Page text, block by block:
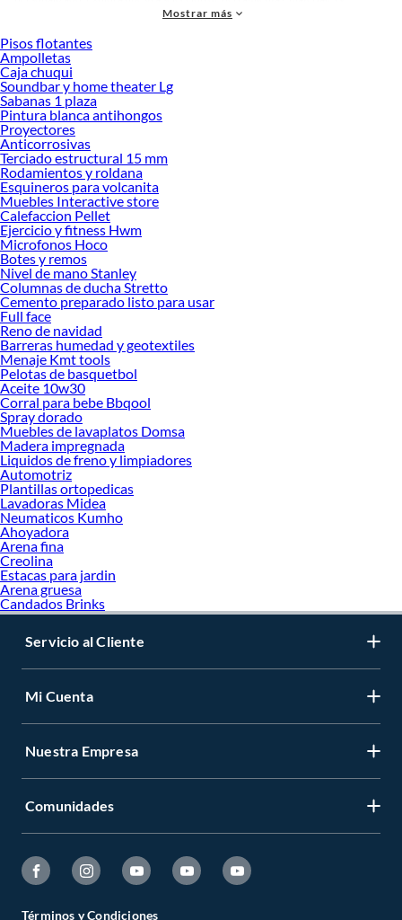
accesorios de calidad que te ayudarán a crear un espacio más tú.
Desde remodelaciones hasta proyectos de decoración, estamos aquí para hacer
tus ideas realidad. ¡Visítanos y encuentra todo lo que tenemos para ofrecerte en
Placas para armar!
Explora la variedad de productos de Placas para armar en Sodimac
Herramientas, materiales y accesorios de calidad para tus proyectos y
renovación de espacios. ¡Visítanos y descubre todo lo que tenemos para
ofrecerte!
Encuentra una amplia variedad de productos de Placas para armar en Sodimac.
Encuentra todo lo necesario para tus proyectos de renovación y decoración.
¡Visítanos y haz tus ideas realidad!
Mostrar más
Pisos flotantes
Ampolletas
Caja chuqui
Soundbar y home theater Lg
Sabanas 1 plaza
Pintura blanca antihongos
Proyectores
Anticorrosivas
Terciado estructural 15 mm
Rodamientos y roldana
Esquineros para volcanita
Muebles Interactive store
Calefaccion Pellet
Ejercicio y fitness Hwm
Microfonos Hoco
Botes y remos
Nivel de mano Stanley
Columnas de ducha Stretto
Cemento preparado listo para usar
Full face
Reno de navidad
Barreras humedad y geotextiles
Menaje Kmt tools
Pelotas de basquetbol
Aceite 10w30
Corral para bebe Bbqool
Spray dorado
Muebles de lavaplatos Domsa
Madera impregnada
Liquidos de freno y limpiadores
Automotriz
Plantillas ortopedicas
Lavadoras Midea
Neumaticos Kumho
Ahoyadora
Arena fina
Creolina
Estacas para jardin
Arena gruesa
Candados Brinks
Servicio al Cliente
Mi Cuenta
Nuestra Empresa
Comunidades
Términos y Condiciones